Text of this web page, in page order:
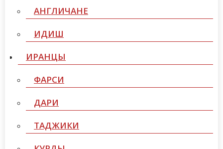
АНГЛИЧАНЕ
ИДИШ
ИРАНЦЫ
ФАРСИ
ДАРИ
ТАДЖИКИ